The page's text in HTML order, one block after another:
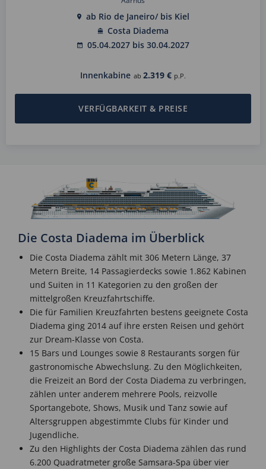
ab Rio de Janeiro/ bis Kiel
Costa Diadema
05.04.2027 bis 30.04.2027
Innenkabine ab 2.319 € p.P.
VERFÜGBARKEIT & PREISE
Die Costa Diadema im Überblick
Die Costa Diadema zählt mit 306 Metern Länge, 37
Metern Breite, 14 Passagierdecks sowie 1.862 Kabinen
und Suiten in 11 Kategorien zu den großen der
mittelgroßen Kreuzfahrtschiffe.
Die für Familien Kreuzfahrten bestens geeignete Costa
Diadema ging 2014 auf ihre ersten Reisen und gehört
zur Dream-Klasse von Costa.
15 Bars und Lounges sowie 8 Restaurants sorgen für
gastronomische Abwechslung. Zu den Möglichkeiten,
die Freizeit an Bord der Costa Diadema zu verbringen,
zählen unter anderem mehrere Pools, reizvolle
Sportangebote, Shows, Musik und Tanz sowie auf
Altersgruppen abgestimmte Clubs für Kinder und
Jugendliche.
Zu den Highlights der Costa Diadema zählen das rund
6.200 Quadratmeter große Samsara-Spa über vier